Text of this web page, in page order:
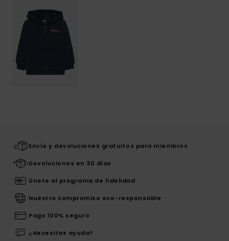
Envío y devoluciones gratuitos para miembros
Devoluciones en 30 días
Únete al programa de fidelidad
Nuestro compromiso eco-responsable
Pago 100% seguro
¿Necesitas ayuda?